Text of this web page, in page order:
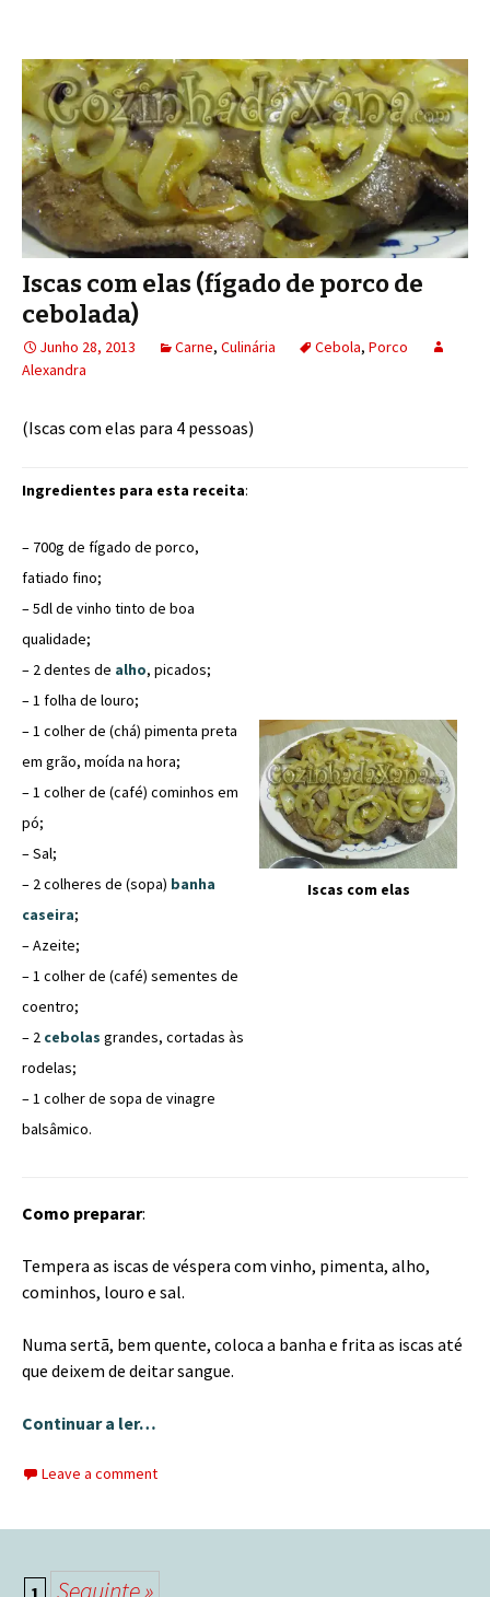
Iscas com elas (fígado de porco de
cebolada)
Junho 28, 2013 Carne, Culinária Cebola, Porco
Alexandra
(Iscas com elas para 4 pessoas)
Ingredientes para esta receita:
– 700g de fígado de porco,
fatiado fino;
– 5dl de vinho tinto de boa
qualidade;
– 2 dentes de alho, picados;
– 1 folha de louro;
– 1 colher de (chá) pimenta preta
em grão, moída na hora;
– 1 colher de (café) cominhos em
pó;
– Sal;
– 2 colheres de (sopa) banha
caseira;
– Azeite;
– 1 colher de (café) sementes de
coentro;
– 2 cebolas grandes, cortadas às
rodelas;
– 1 colher de sopa de vinagre
balsâmico.
Iscas com elas
Como preparar:
Tempera as iscas de véspera com vinho, pimenta, alho,
cominhos, louro e sal.
Numa sertã, bem quente, coloca a banha e frita as iscas até
que deixem de deitar sangue.
Continuar a ler…
Leave a comment